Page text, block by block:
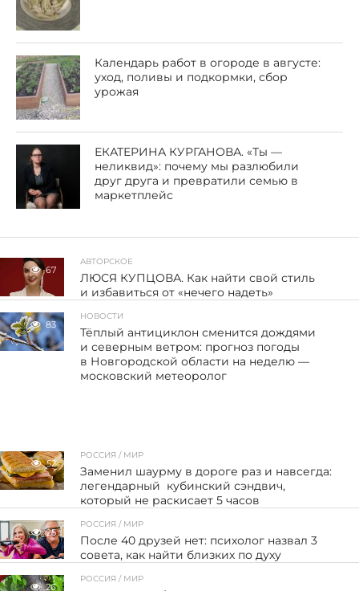
Календарь работ в огороде в августе:
уход, поливы и подкормки, сбор
урожая
ЕКАТЕРИНА КУРГАНОВА. «Ты —
неликвид»: почему мы разлюбили
друг друга и превратили семью в
маркетплейс
67
АВТОРСКОЕ
ЛЮСЯ КУПЦОВА. Как найти свой стиль
и избавиться от «нечего надеть»
83
НОВОСТИ
Тёплый антициклон сменится дождями
и северным ветром: прогноз погоды
в Новгородской области на неделю —
московский метеоролог
52
РОССИЯ / МИР
Заменил шаурму в дороге раз и навсегда:
легендарный кубинский сэндвич,
который не раскисает 5 часов
25
РОССИЯ / МИР
После 40 друзей нет: психолог назвал 3
совета, как найти близких по духу
26
РОССИЯ / МИР